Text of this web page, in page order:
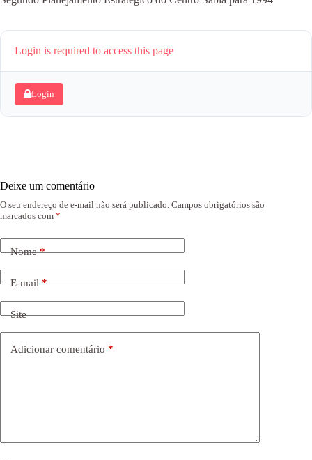
Login is required to access this page
Login
Deixe um comentário
O seu endereço de e-mail não será publicado. Campos obrigatórios são
marcados com *
Nome*
E-mail*
Site
Adicionar comentário *